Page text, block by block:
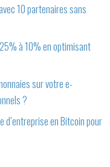
10 partenaires sans
à 10% en optimisant
sur votre e-
?
en Bitcoin pour